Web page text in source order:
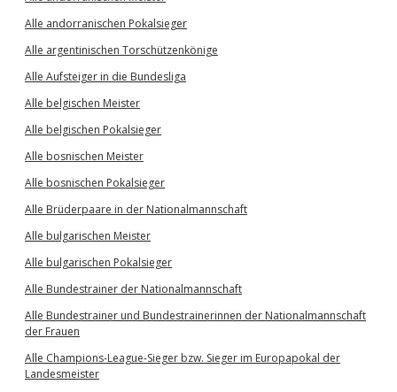
Alle andorranischen Pokalsieger
Alle argentinischen Torschützenkönige
Alle Aufsteiger in die Bundesliga
Alle belgischen Meister
Alle belgischen Pokalsieger
Alle bosnischen Meister
Alle bosnischen Pokalsieger
Alle Brüderpaare in der Nationalmannschaft
Alle bulgarischen Meister
Alle bulgarischen Pokalsieger
Alle Bundestrainer der Nationalmannschaft
Alle Bundestrainer und Bundestrainerinnen der Nationalmannschaft
der Frauen
Alle Champions-League-Sieger bzw. Sieger im Europapokal der
Landesmeister